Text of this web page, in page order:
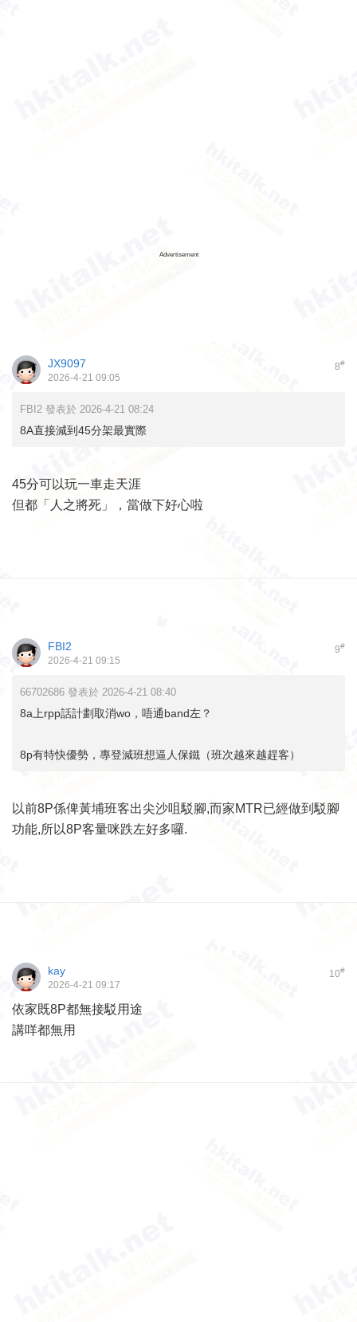
Advertisement
8#
JX9097
2026-4-21 09:05
FBI2 發表於 2026-4-21 08:24
8A直接減到45分架最實際
45分可以玩一車走天涯
但都「人之將死」，當做下好心啦
9#
FBI2
2026-4-21 09:15
66702686 發表於 2026-4-21 08:40
8a上rpp話計劃取消wo，唔通band左？
8p有特快優勢，專登減班想逼人保鐵（班次越來越趕客）
以前8P係俾黃埔班客出尖沙咀駁腳,而家MTR已經做到駁腳
功能,所以8P客量咪跌左好多囉.
10#
kay
2026-4-21 09:17
依家既8P都無接駁用途
講咩都無用